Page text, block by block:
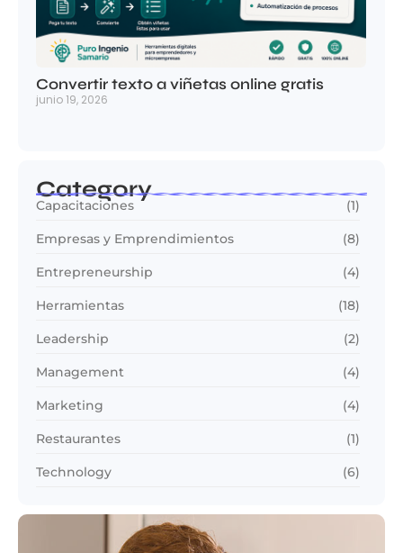
Convertir texto a viñetas online gratis
junio 19, 2026
Category
Capacitaciones (1)
Empresas y Emprendimientos (8)
Entrepreneurship (4)
Herramientas (18)
Leadership (2)
Management (4)
Marketing (4)
Restaurantes (1)
Technology (6)